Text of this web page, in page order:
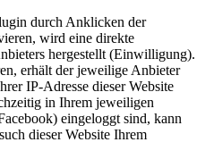
durch Anklicken der
wird eine direkte
hergestellt (Einwilligung).
erhält der jeweilige Anbieter
IP-Adresse dieser Website
in Ihrem jeweiligen
eingeloggt sind, kann
dieser Website Ihrem